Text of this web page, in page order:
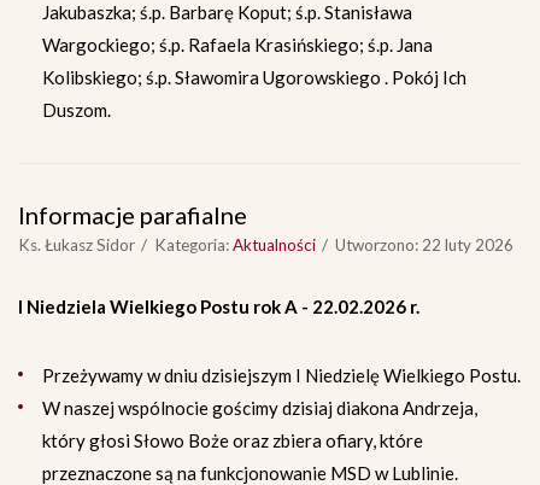
Jakubaszka; ś.p. Barbarę Koput; ś.p. Stanisława
Wargockiego; ś.p. Rafaela Krasińskiego; ś.p. Jana
Kolibskiego; ś.p. Sławomira Ugorowskiego . Pokój Ich
Duszom.
Informacje parafialne
Ks. Łukasz Sidor Kategoria:Aktualności Utworzono: 22 luty 2026
I Niedziela Wielkiego Postu rok A - 22.02.2026 r.
Przeżywamy w dniu dzisiejszym I Niedzielę Wielkiego Postu.
W naszej wspólnocie gościmy dzisiaj diakona Andrzeja,
który głosi Słowo Boże oraz zbiera ofiary, które
przeznaczone są na funkcjonowanie MSD w Lublinie.